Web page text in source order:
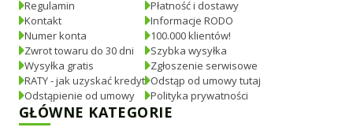
Regulamin
Kontakt
Numer konta
Zwrot towaru do 30 dni
Wysyłka gratis
RATY - jak uzyskać kredyt
Odstąpienie od umowy
Płatność i dostawy
Informacje RODO
100.000 klientów!
Szybka wysyłka
Zgłoszenie serwisowe
Odstąp od umowy tutaj
Polityka prywatności
GŁÓWNE KATEGORIE